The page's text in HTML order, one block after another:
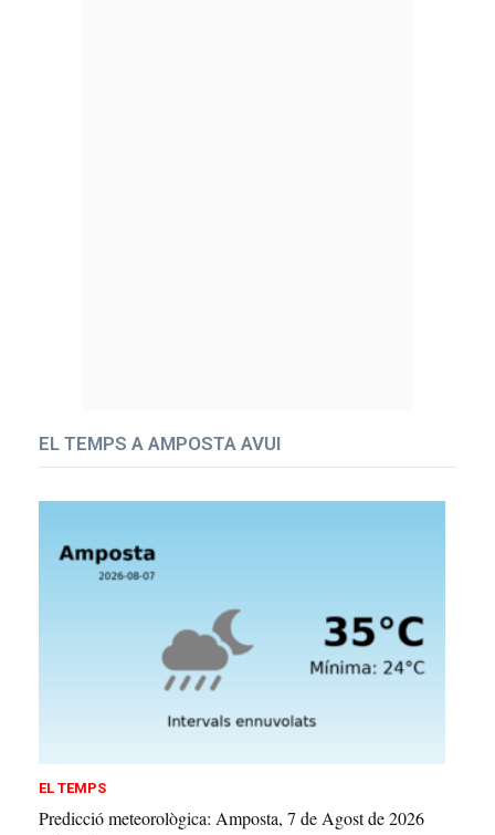
EL TEMPS A AMPOSTA AVUI
EL TEMPS
Predicció meteorològica: Amposta, 7 de Agost de 2026